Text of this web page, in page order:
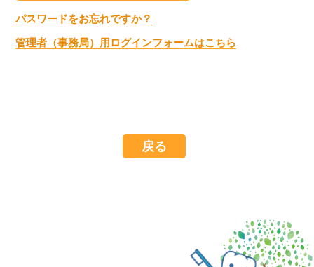
パスワードをお忘れですか？
管理者（事務局）用ログインフォームはこちら
戻る